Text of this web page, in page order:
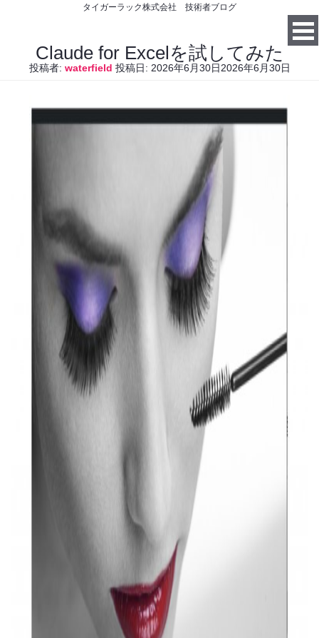
タイガーラック株式会社 技術者ブログ
Claude for Excelを試してみた
投稿者: waterfield 投稿日: 2026年6月30日2026年6月30日